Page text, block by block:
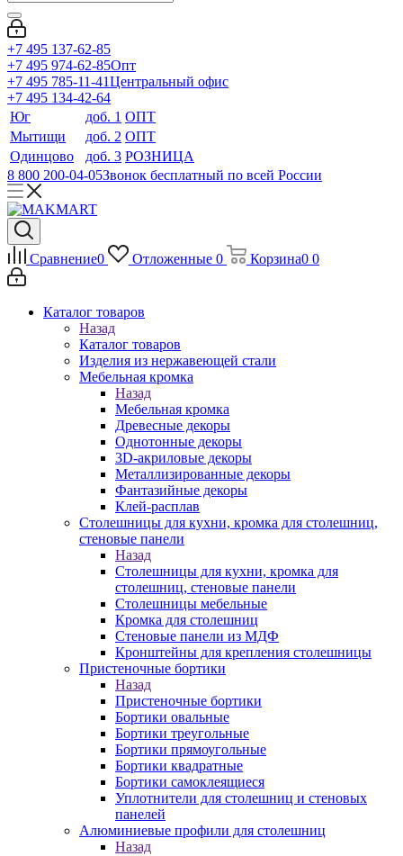
+7 495 137-62-85
+7 495 974-62-85Опт
+7 495 785-11-41Центральный офис
+7 495 134-42-64
Юг
доб. 1 ОПТ
Мытищи
доб. 2 ОПТ
Одинцово
доб. 3 РОЗНИЦА
8 800 200-04-05Звонок бесплатный по всей России
Сравнение0 Отложенные 0 Корзина0 0
Каталог товаров
Назад
Каталог товаров
Изделия из нержавеющей стали
Мебельная кромка
Назад
Мебельная кромка
Древесные декоры
Однотонные декоры
3D-акриловые декоры
Металлизированные декоры
Фантазийные декоры
Клей-расплав
Столешницы для кухни, кромка для столешниц,
стеновые панели
Назад
Столешницы для кухни, кромка для
столешниц, стеновые панели
Столешницы мебельные
Кромка для столешниц
Стеновые панели из МДФ
Кронштейны для крепления столешницы
Пристеночные бортики
Назад
Пристеночные бортики
Бортики овальные
Бортики треугольные
Бортики прямоугольные
Бортики квадратные
Бортики самоклеящиеся
Уплотнители для столешниц и стеновых
панелей
Алюминиевые профили для столешниц
Назад